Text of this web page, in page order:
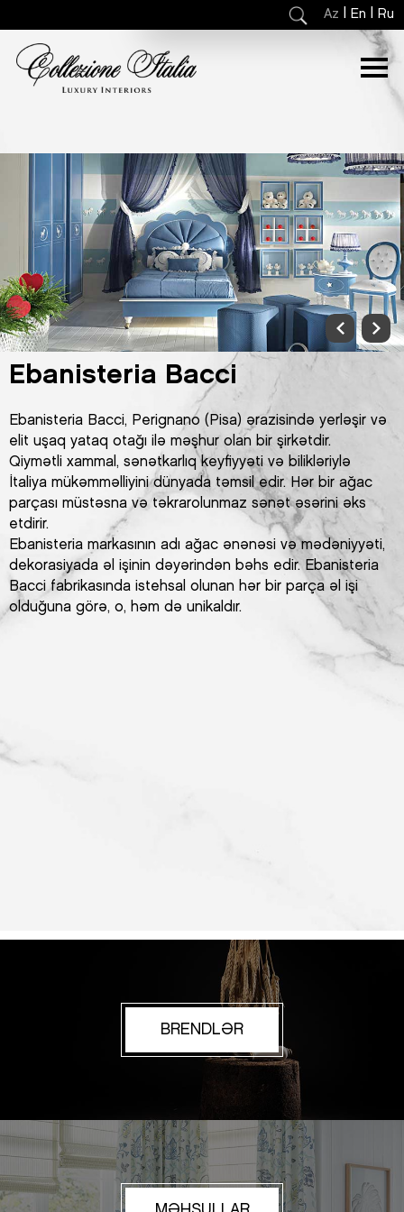
Az En Ru
Ebanisteria Bacci
Ebanisteria Bacci, Perignano (Pisa) ərazisində yerləşir və
elit uşaq yataq otağı ilə məşhur olan bir şirkətdir.
Qiymətli xammal, sənətkarlıq keyfiyyəti və bilikləriylə
İtaliya mükəmməlliyini dünyada təmsil edir. Hər bir ağac
parçası müstəsna və təkrarolunmaz sənət əsərini əks
etdirir.
Ebanisteria markasının adı ağac ənənəsi və mədəniyyəti,
dekorasiyada əl işinin dəyərindən bəhs edir. Ebanisteria
Bacci fabrikasında istehsal olunan hər bir parça əl işi
olduğuna görə, o, həm də unikaldır.
BRENDLƏR